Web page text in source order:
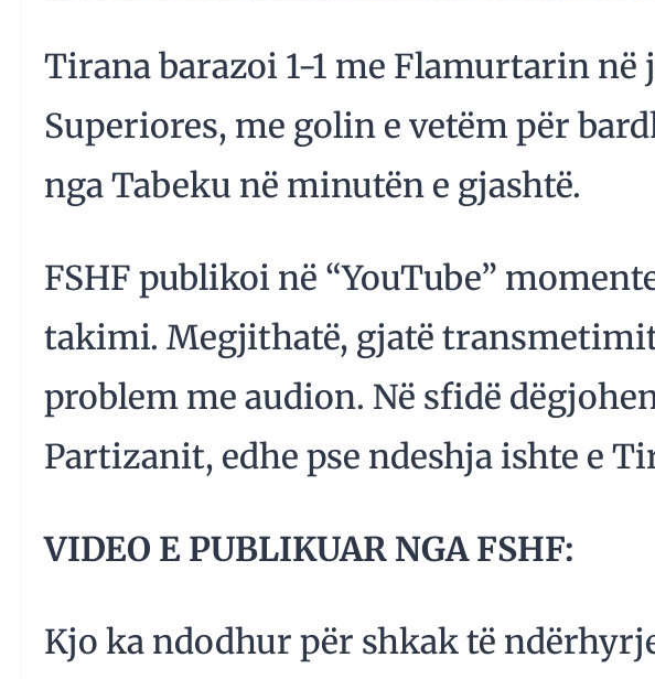
Tirana barazoi 1-1 me Flamurtarin në
Superiores, me golin e vetëm për
nga Tabeku në minutën e gjashtë.
FSHF publikoi në “YouTube”
takimi. Megjithatë, gjatë transmetimit
problem me audion. Në sfidë
Partizanit, edhe pse ndeshja ishte e
VIDEO E PUBLIKUAR NGA FSHF:
Kjo ka ndodhur për shkak të